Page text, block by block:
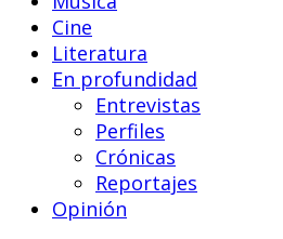
Cine
Literatura
En profundidad
Entrevistas
Perfiles
Crónicas
Reportajes
Opinión